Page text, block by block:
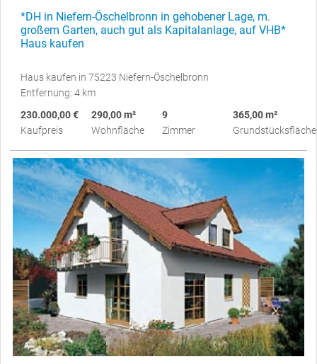
*DH in Niefern-Öschelbronn in gehobener Lage, m.
großem Garten, auch gut als Kapitalanlage, auf VHB*
Haus kaufen
Haus kaufen in 75223 Niefern-Öschelbronn
Entfernung: 4 km
230.000,00 €
Kaufpreis
290,00 m²
Wohnfläche
9
Zimmer
365,00 m²
Grundstücksfläche